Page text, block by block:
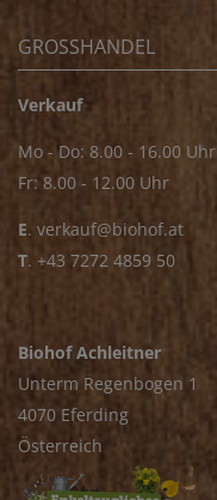
GROSSHANDEL
Verkauf
Mo - Do: 8.00 - 16.00 Uhr
Fr: 8.00 - 12.00 Uhr
E. verkauf@biohof.at
T. +43 7272 4859 50
Biohof Achleitner
Unterm Regenbogen 1
4070 Eferding
Österreich